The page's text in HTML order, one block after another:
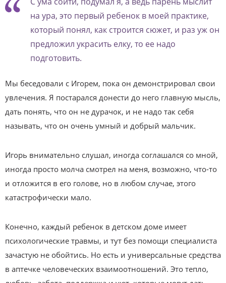
на ура, это первый ребенок в моей практике,
который понял, как строится сюжет, и раз уж он
предложил украсить елку, то ее надо
подготовить.
Мы беседовали с Игорем, пока он демонстрировал свои
увлечения. Я постарался донести до него главную мысль,
дать понять, что он не дурачок, и не надо так себя
называть, что он очень умный и добрый мальчик.
Игорь внимательно слушал, иногда соглашался со мной,
иногда просто молча смотрел на меня, возможно, что-то
и отложится в его голове, но в любом случае, этого
катастрофически мало.
Конечно, каждый ребенок в детском доме имеет
психологические травмы, и тут без помощи специалиста
зачастую не обойтись. Но есть и универсальные средства
в аптечке человеческих взаимоотношений. Это тепло,